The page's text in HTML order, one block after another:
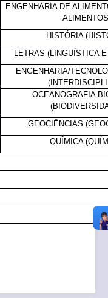
ENGENHARIA DE
HISTÓRIA
LETRAS (LINGUÍSTICA
ENGENHARIA/
OCEANOGRAFIA
GEOCIÊNCIAS
QUÍMICA